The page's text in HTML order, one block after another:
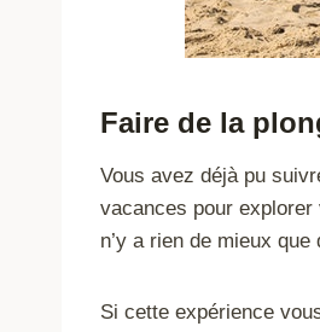
Faire de la
Vous avez déjà pu
vacances pour explorer
n’y a rien de mieux
Si cette expérience